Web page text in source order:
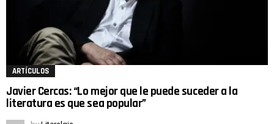
ARTÍCULOS
Javier Cercas: “Lo mejor que le puede suceder a la
literatura es que sea popular”